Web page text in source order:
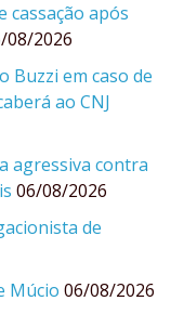
cassação após
08/2026
Buzzi em caso de
ao CNJ
agressiva contra
06/08/2026
de
Múcio 06/08/2026